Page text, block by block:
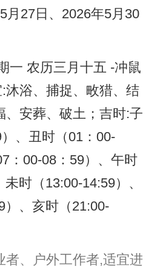
月27日、2026年5月30
一 农历三月十五 -冲鼠
:沐浴、捕捉、畋猎、结
、安葬、破土；吉时:子
、丑时（01：00-
：00-08：59）、午时
未时（13:00-14:59）、
）、亥时（21:00-
者、户外工作者,适宜进